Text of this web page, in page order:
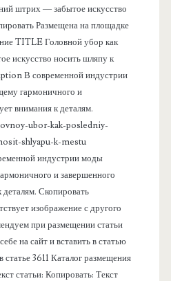
штрих — забытое искусство
Размещена на площадке
TITLE Головной убор как
искусство носить шляпу к
В современной индустрии
гармоничного и
внимания к деталям.
ubor-kak-posledniy-
shlyapu-k-mestu
индустрии моды
и завершенного
деталям. Скопировать
изображение с другого
при размещении статьи
на сайт и вставить в статью
статье 3611 Каталог размещения
статьи: Копировать: Текст